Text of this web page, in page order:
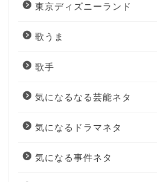
東京ディズニーランド
歌うま
歌手
気になるなる芸能ネタ
気になるドラマネタ
気になる事件ネタ